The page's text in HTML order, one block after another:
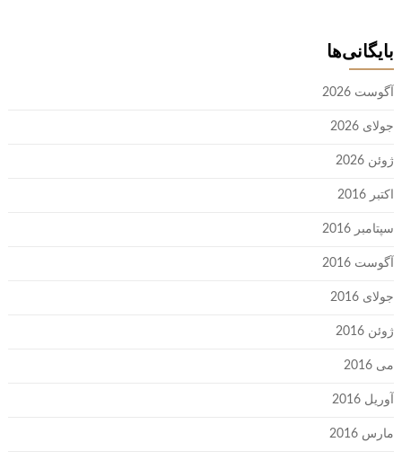
بایگانی‌ها
آگوست 2026
جولای 2026
ژوئن 2026
اکتبر 2016
سپتامبر 2016
آگوست 2016
جولای 2016
ژوئن 2016
می 2016
آوریل 2016
مارس 2016